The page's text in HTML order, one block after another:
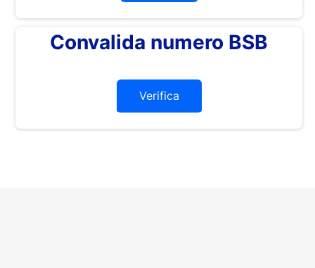
Convalida numero BSB
Verifica